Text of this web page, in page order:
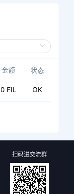
金额 状态
0 FIL OK
扫码进交流群